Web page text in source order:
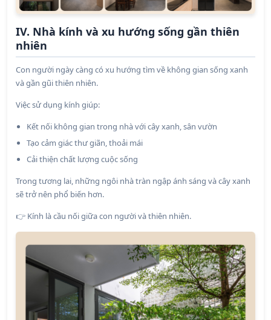
IV. Nhà kính và xu hướng sống gần thiên
nhiên
Con người ngày càng có xu hướng tìm về không gian sống xanh
và gần gũi thiên nhiên.
Việc sử dụng kính giúp:
Kết nối không gian trong nhà với cây xanh, sân vườn
Tạo cảm giác thư giãn, thoải mái
Cải thiện chất lượng cuộc sống
Trong tương lai, những ngôi nhà tràn ngập ánh sáng và cây xanh
sẽ trở nên phổ biến hơn.
👉 Kính là cầu nối giữa con người và thiên nhiên.